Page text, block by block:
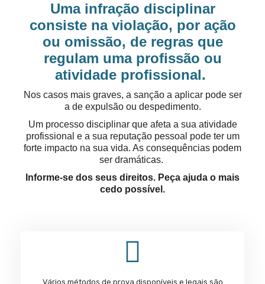
Uma infração disciplinar
consiste na violação, por ação
ou omissão, de regras que
regulam uma profissão ou
atividade profissional.
Nos casos mais graves, a sanção a aplicar pode ser
a de expulsão ou despedimento.
Um processo disciplinar que afeta a sua atividade
profissional e a sua reputação pessoal pode ter um
forte impacto na sua vida. As consequências podem
ser dramáticas.
Informe-se dos seus direitos. Peça ajuda o mais
cedo possível.
Vários métodos de prova disponíveis e legais são